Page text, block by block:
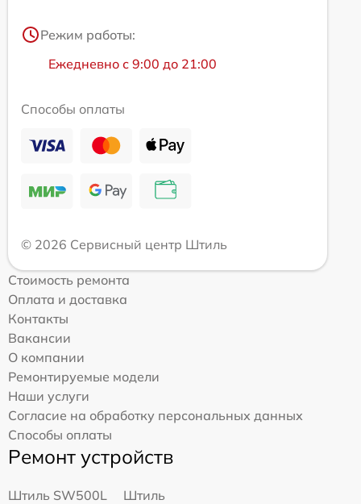
Режим работы:
Ежедневно с 9:00 до 21:00
Способы оплаты
© 2026 Сервисный центр Штиль
Стоимость ремонта
Оплата и доставка
Контакты
Вакансии
О компании
Ремонтируемые модели
Наши услуги
Согласие на обработку персональных данных
Способы оплаты
Ремонт устройств
Штиль SW500L
Штиль